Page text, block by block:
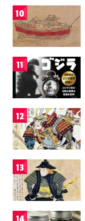
10
11
12
13